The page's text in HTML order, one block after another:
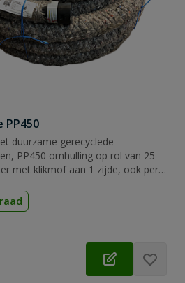
PP450
duurzame gerecyclede
PP450 omhulling op rol van 25
met klikmof aan 1 zijde, ook per